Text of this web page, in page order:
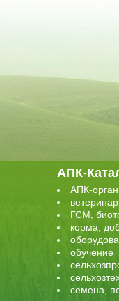
АПК-
АПК-
ГСМ,
корма,
обучение
семена,